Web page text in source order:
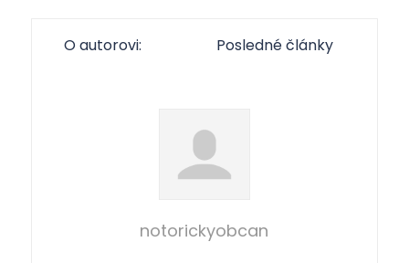
O autorovi: Posledné články
notorickyobcan